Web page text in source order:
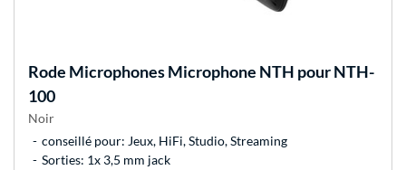
Rode MicrophonesMicrophone NTH pour NTH-
100
Noir
conseillé pour: Jeux, HiFi, Studio, Streaming
Sorties: 1x 3,5 mm jack